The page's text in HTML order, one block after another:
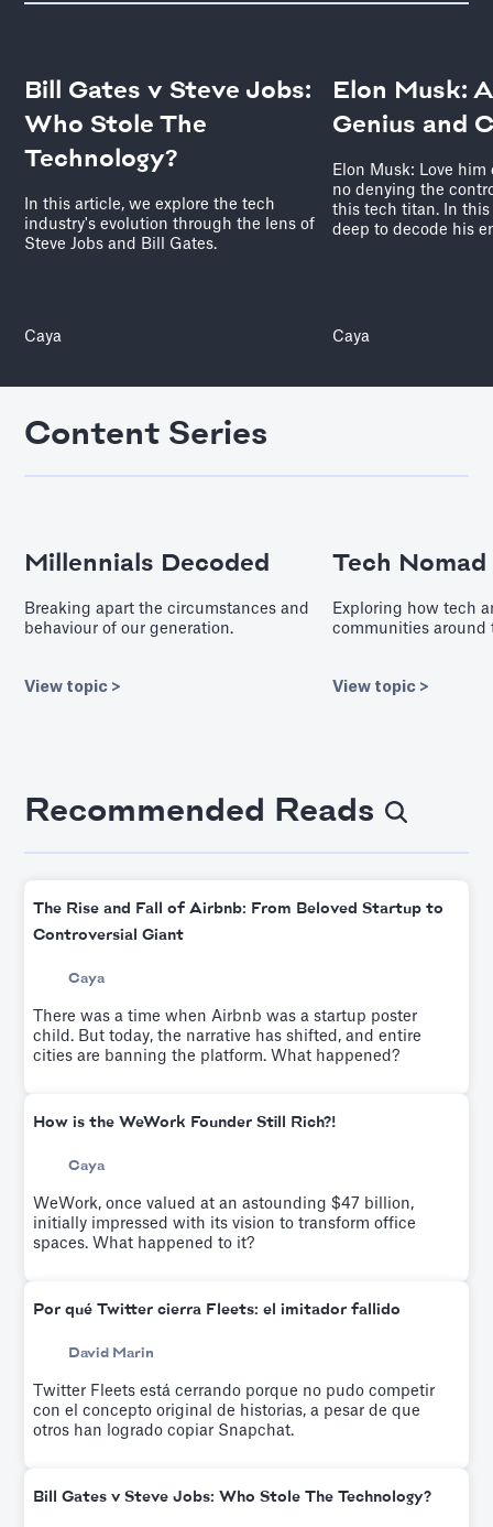
Bill Gates v Steve Jobs:
Who Stole The
Technology?
In this article, we explore the tech
industry's evolution through the lens of
Steve Jobs and Bill Gates.
Caya
Elon Musk:
Genius and
Elon Musk: Love
no denying the
this tech titan. In this
deep to decode his
Caya
Content Series
Millennials Decoded
Breaking apart the circumstances and
behaviour of our generation.
View topic >
Tech Nomad
Exploring how tech
communities around
View topic >
Recommended Reads
The Rise and Fall of Airbnb: From Beloved Startup to
Controversial Giant
Caya
There was a time when Airbnb was a startup poster
child. But today, the narrative has shifted, and entire
cities are banning the platform. What happened?
How is the WeWork Founder Still Rich?!
Caya
WeWork, once valued at an astounding $47 billion,
initially impressed with its vision to transform office
spaces. What happened to it?
Por qué Twitter cierra Fleets: el imitador fallido
David Marin
Twitter Fleets está cerrando porque no pudo competir
con el concepto original de historias, a pesar de que
otros han logrado copiar Snapchat.
Bill Gates v Steve Jobs: Who Stole The Technology?